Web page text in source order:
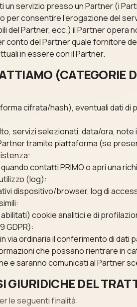
servizio presso un Partner (i
per consentire l’erogazione del
del Partner, ecc.) il Partner opera
conto del Partner quale fornitore
in essere con il Partner.
(CATEGORIE
cifrata/hash), eventuali dati
servizi selezionati, data/ora,
tramite piattaforma (se
contatti PRIMO o apri una
(log):
dispositivo/browser, log di
cookie analitici e di
GDPR):
via ordinaria il conferimento di dati
che possano rientrare in
e saranno comunicati al Partner
GIURIDICHE DEL
le seguenti finalità: